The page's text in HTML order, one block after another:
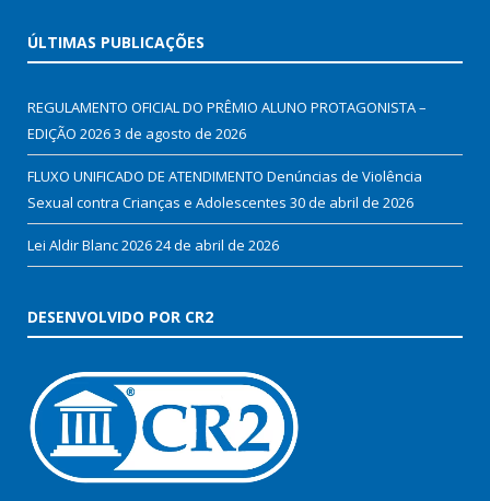
ÚLTIMAS PUBLICAÇÕES
REGULAMENTO OFICIAL DO PRÊMIO ALUNO PROTAGONISTA –
EDIÇÃO 20263 de agosto de 2026
FLUXO UNIFICADO DE ATENDIMENTO Denúncias de Violência
Sexual contra Crianças e Adolescentes 30 de abril de 2026
Lei Aldir Blanc 202624 de abril de 2026
DESENVOLVIDO POR CR2